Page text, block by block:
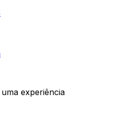
uma experiência